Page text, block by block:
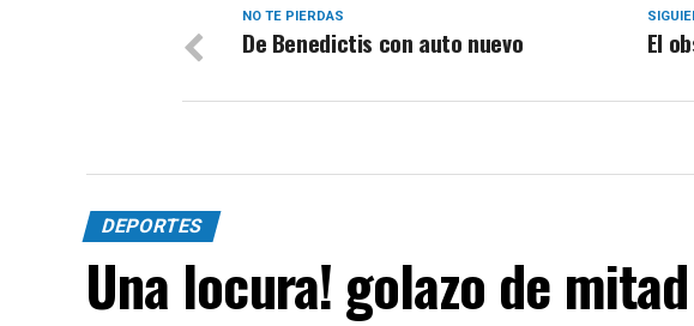
El
NO TE PIERDAS
De Benedictis con auto nuevo
DEPORTES
Una locura! golazo de